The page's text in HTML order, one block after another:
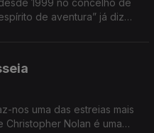
1999 no concelho de
de aventura” já diz
nos uma das estreias mais
Christopher Nolan é uma